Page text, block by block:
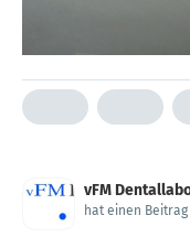
vFM
hat einen